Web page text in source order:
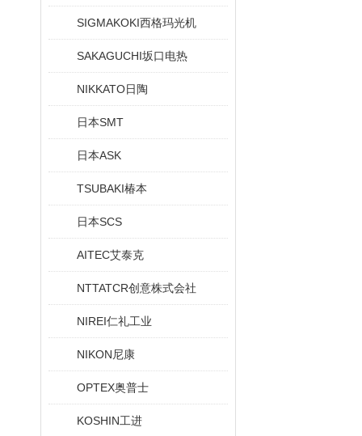
SIGMAKOKI西格玛光机
SAKAGUCHI坂口电热
NIKKATO日陶
日本SMT
日本ASK
TSUBAKI椿本
日本SCS
AITEC艾泰克
NTTATCR创意株式会社
NIREI仁礼工业
NIKON尼康
OPTEX奥普士
KOSHIN工进